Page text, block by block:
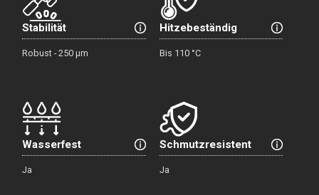
Stabilität
Robust - 250 µm
Hitzebeständig
Bis 110 °C
Wasserfest
Ja
Schmutzresistent
Ja